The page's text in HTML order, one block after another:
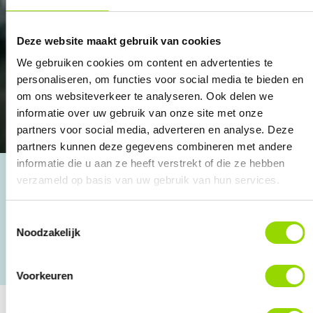
Deze website maakt gebruik van cookies
We gebruiken cookies om content en advertenties te
personaliseren, om functies voor social media te bieden en
om ons websiteverkeer te analyseren. Ook delen we
informatie over uw gebruik van onze site met onze
partners voor social media, adverteren en analyse. Deze
partners kunnen deze gegevens combineren met andere
informatie die u aan ze heeft verstrekt of die ze hebben
verzameld op basis van uw gebruik van hun services.
Noodzakelijk
Voorkeuren
Ruim 30 jaar ervaring